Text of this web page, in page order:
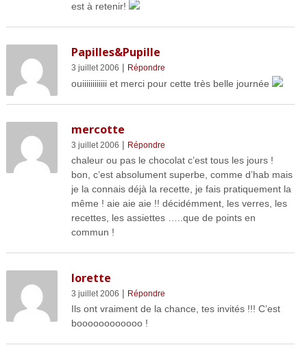
est à retenir!
Papilles&Pupille
3 juillet 2006 | Répondre
ouiiiiiiiiiiii et merci pour cette très belle journée
mercotte
3 juillet 2006 | Répondre
chaleur ou pas le chocolat c’est tous les jours !
bon, c’est absolument superbe, comme d’hab mais
je la connais déjà la recette, je fais pratiquement la
même ! aie aie aie !! décidémment, les verres, les
recettes, les assiettes …..que de points en
commun !
lorette
3 juillet 2006 | Répondre
Ils ont vraiment de la chance, tes invités !!! C’est
boooooooooooo !